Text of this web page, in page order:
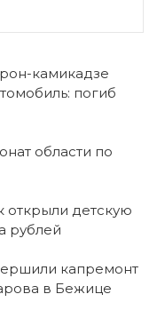
камикадзе
погиб
области по
открыли детскую
рублей
капремонт
в Бежице